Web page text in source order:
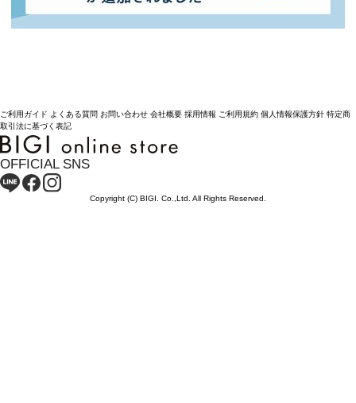
ご利用ガイド よくある質問 お問い合わせ 会社概要 採用情報 ご利用規約 個人情報保護方針 特定商
取引法に基づく表記
OFFICIAL SNS
Copyright (C) BIGI. Co.,Ltd. All Rights Reserved.